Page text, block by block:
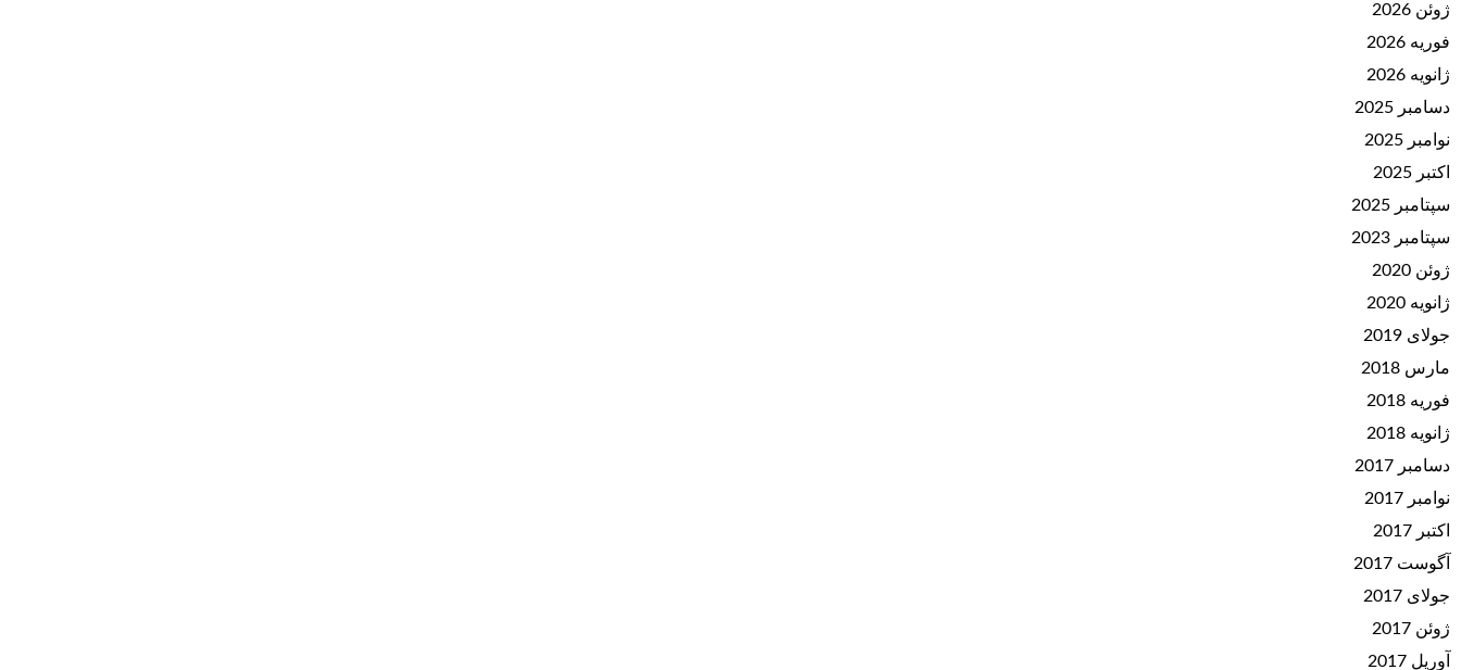
ژوئن 2026
فوریه 2026
ژانویه 2026
دسامبر 2025
نوامبر 2025
اکتبر 2025
سپتامبر 2025
سپتامبر 2023
ژوئن 2020
ژانویه 2020
جولای 2019
مارس 2018
فوریه 2018
ژانویه 2018
دسامبر 2017
نوامبر 2017
اکتبر 2017
آگوست 2017
جولای 2017
ژوئن 2017
آوریل 2017